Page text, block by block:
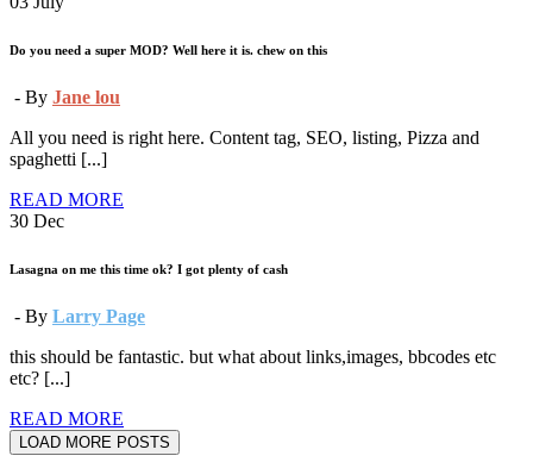
Do you need a super MOD? Well here it is. chew on this
- By Jane lou
All you need is right here. Content tag, SEO, listing, Pizza and
spaghetti [...]
READ MORE
30 Dec
Lasagna on me this time ok? I got plenty of cash
- By Larry Page
this should be fantastic. but what about links,images, bbcodes etc
etc? [...]
READ MORE
LOAD MORE POSTS